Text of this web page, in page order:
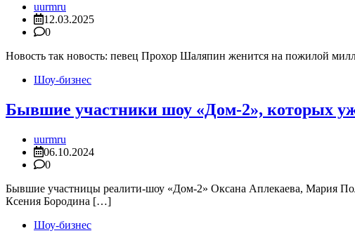
uurmru
12.03.2025
0
Новость так новость: певец Прохор Шаляпин женится на пожилой
Шоу-бизнес
Бывшие участники шоу «Дом-2», которых
uurmru
06.10.2024
0
Бывшие участницы реалити-шоу «Дом-2» Оксана Аплекаева, Мария
Ксения Бородина […]
Шоу-бизнес